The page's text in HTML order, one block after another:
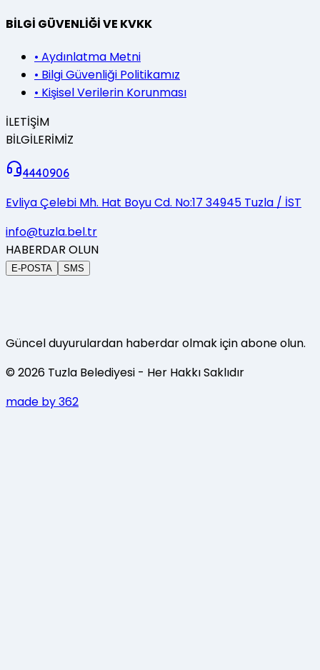
BİLGİ GÜVENLİĞİ VE KVKK
• Aydınlatma Metni
• Bilgi Güvenliği Politikamız
• Kişisel Verilerin Korunması
İLETİŞİM
BİLGİLERİMİZ
4440906
Evliya Çelebi Mh. Hat Boyu Cd. No:17 34945 Tuzla / İST
info@tuzla.bel.tr
HABERDAR OLUN
E-POSTA SMS
Güncel duyurulardan haberdar olmak için abone olun.
©2026 Tuzla Belediyesi - Her Hakkı Saklıdır
made by 362